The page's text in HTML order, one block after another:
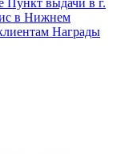
Пункт выдачи в г.
в Нижнем
Награды